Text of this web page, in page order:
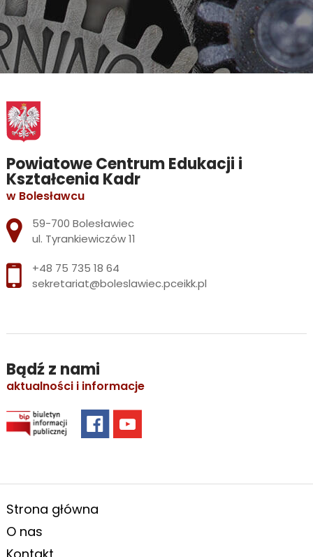
Powiatowe Centrum Edukacji i
Kształcenia Kadr
w Bolesławcu
Adres pocztowy:
59-700 Bolesławiec
ul. Tyrankiewiczów 11
+48 75 735 18 64
sekretariat@boleslawiec.pceikk.pl
Bądź z nami
aktualności i informacje
Strona główna
O nas